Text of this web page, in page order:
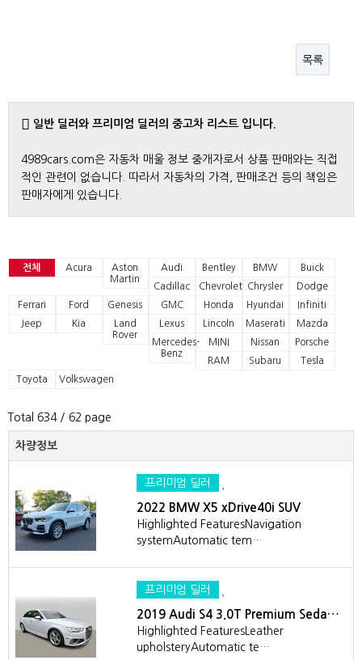
목록
일반 딜러와 프리미엄 딜러의 중고차 리스트 입니다.
4989cars.com은 자동차 매울 정보 중개자로서 상품 판매와는 직접
적인 관련이 없습니다. 따라서 자동차의 가격, 판매조건 등의 책임은
판매자에게 있습니다.
전체 Acura
Aston
Martin
Audi Bentley BMW
Buick
Cadillac
Chevrolet Chrysler
Dodge
Ferrari
Ford Genesis GMC Honda Hyundai
Infiniti
Jeep
Kia
Land
Rover
Lexus Lincoln Maserati
Mazda
Mercedes-
Benz
MINI Nissan
Porsche
RAM
Subaru
Tesla
Toyota
Volkswagen
Total 634/ 62 page
차량정보
프리미엄 딜러
2022 BMW X5 xDrive40i SUV
Highlighted FeaturesNavigation
systemAutomatic tem…
프리미엄 딜러
2019 Audi S4 3.0T Premium Seda…
Highlighted FeaturesLeather
upholsteryAutomatic te…